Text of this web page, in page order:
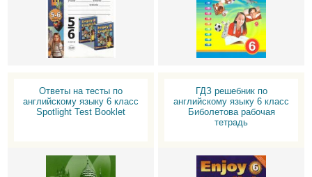
Ответы на тесты по
английскому языку 6 класс
Spotlight Test Booklet
ГДЗ решебник по
английскому языку 6 класс
Биболетова рабочая
тетрадь